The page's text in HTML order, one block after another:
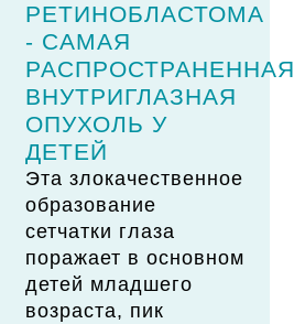
РЕТИНОБЛАСТОМА
- САМАЯ
РАСПРОСТРАНЕННАЯ
ВНУТРИГЛАЗНАЯ
ОПУХОЛЬ У
ДЕТЕЙ
Эта злокачественное
образование
сетчатки глаза
поражает в основном
детей младшего
возраста, пик